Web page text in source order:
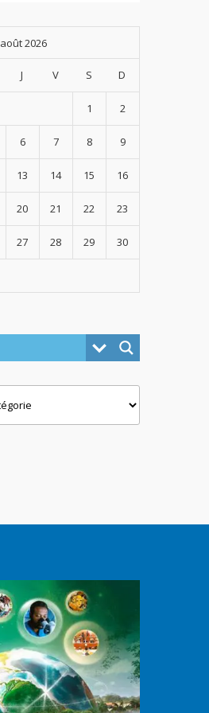
août 2026
J V S D
1 2
6 7 8 9
13 14 15 16
20 21 22 23
27 28 29 30